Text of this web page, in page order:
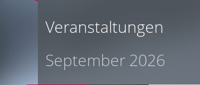
Veranstaltungen
September 2026